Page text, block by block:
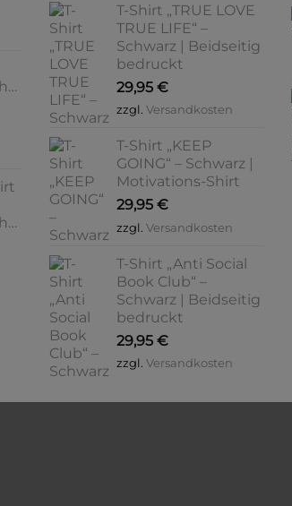
T-Shirt „TRUE LOVE
TRUE LIFE“ –
Schwarz | Beidseitig
bedruckt
29,95 €
zzgl. Versandkosten
T-Shirt „KEEP
GOING“ – Schwarz |
Motivations-Shirt
29,95 €
zzgl. Versandkosten
T-Shirt „Anti Social
Book Club“ –
Schwarz | Beidseitig
bedruckt
29,95 €
zzgl. Versandkosten